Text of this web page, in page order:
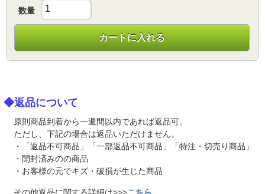
数量
カートに入れる
◆返品について
原則商品到着から一週間以内であれば返品可。
ただし、下記の場合は返品いただけません。
・「返品不可商品」「一部返品不可商品」「特注・切売り商品」
・開封済みのの商品
・お客様の元でキズ・破損が生じた商品